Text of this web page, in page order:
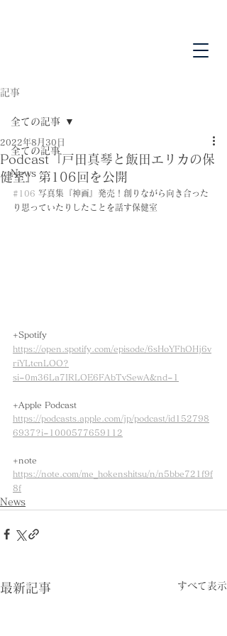
記事
全ての記事
News
全ての記事
Podcast『戸田真琴と飯田エリカの保
健室』第106回を公開
2022年8月30日
#106 写真集『神画』発売！創りながら向き合った
り思っていたりしたことを話す保健室
+Spotify
https://open.spotify.com/episode/6sHoYFhOHj6v
riYLtcnLOO?
si=0m36La7IRLOE6FAbTvSewA&nd=1
+Apple Podcast
https://podcasts.apple.com/jp/podcast/id152798
6937?i=1000577659112
+note
https://note.com/me_hokenshitsu/n/n5bbe721f9f
8f
News
最新記事 すべて表示